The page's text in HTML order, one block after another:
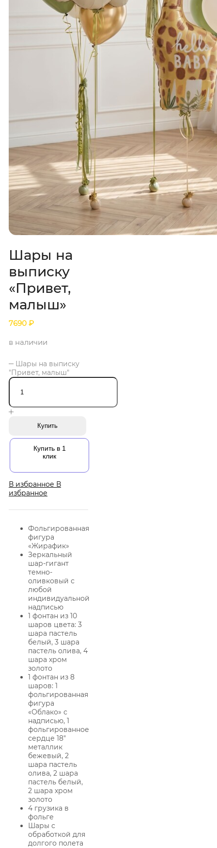
Шары на
выписку
«Привет,
малыш»
7690 ₽
в наличии
Шары на выписку
"Привет, малыш"
Купить
Купить в 1
клик
В избранное В
избранное
Фольгированная
фигура
«Жирафик»
Зеркальный
шар-гигант
темно-
оливковый с
любой
индивидуальной
надписью
1 фонтан из 10
шаров цвета: 3
шара пастель
белый, 3 шара
пастель олива, 4
шара хром
золото
1 фонтан из 8
шаров: 1
фольгированная
фигура
«Облако» с
надписью, 1
фольгированное
сердце 18″
металлик
бежевый, 2
шара пастель
олива, 2 шара
пастель белый,
2 шара хром
золото
4 грузика в
фольге
Шары с
обработкой для
долгого полета